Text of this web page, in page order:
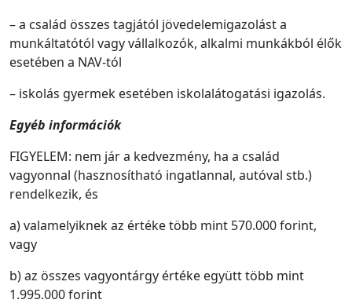
– a család összes tagjától jövedelemigazolást a
munkáltatótól vagy vállalkozók, alkalmi munkákból élők
esetében a NAV-tól
– iskolás gyermek esetében iskolalátogatási igazolás.
Egyéb információk
FIGYELEM: nem jár a kedvezmény, ha a család
vagyonnal (hasznosítható ingatlannal, autóval stb.)
rendelkezik, és
a) valamelyiknek az értéke több mint 570.000 forint,
vagy
b) az összes vagyontárgy értéke együtt több mint
1.995.000 forint